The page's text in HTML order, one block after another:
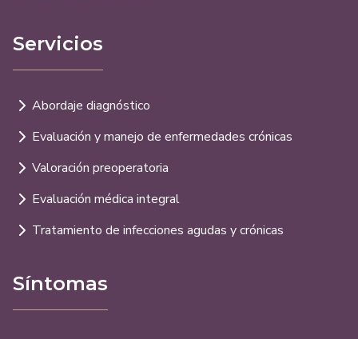
Servicios
Abordaje diagnóstico
Evaluación y manejo de enfermedades crónicas
Valoración preoperatoria
Evaluación médica integral
Tratamiento de infecciones agudas y crónicas
Síntomas